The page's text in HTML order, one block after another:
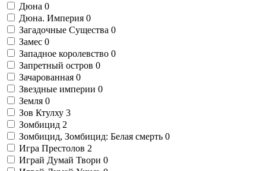
Дюна 0
Дюна. Империя 0
Загадочные Существа 0
Замес 0
Западное королевство 0
Запретный остров 0
Зачарованная 0
Звездные империи 0
Земля 0
Зов Ктулху 3
Зомбицид 2
Зомбицид, Зомбицид: Белая смерть 0
Игра Престолов 2
Играй Думай Твори 0